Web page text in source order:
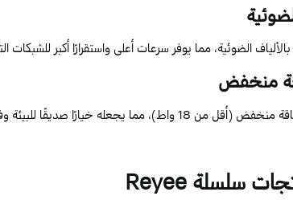
بالأليافالضوئية،ممايوفرسرعاتأعلىواستقرارًاأكبرللشبكات
منخفض
منخفض(أقلمن 18 واط)،ممايجعلهخيارًاصديقًاللبيئة
سلسلةReyee